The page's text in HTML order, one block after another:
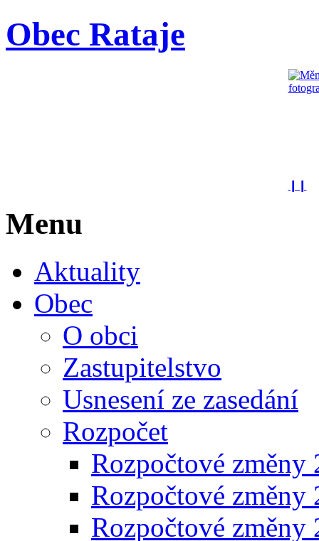
Obec Rataje
Menu
Aktuality
Obec
O obci
Zastupitelstvo
Usnesení ze zasedání
Rozpočet
Rozpočtové změny
Rozpočtové změny
Rozpočtové změny